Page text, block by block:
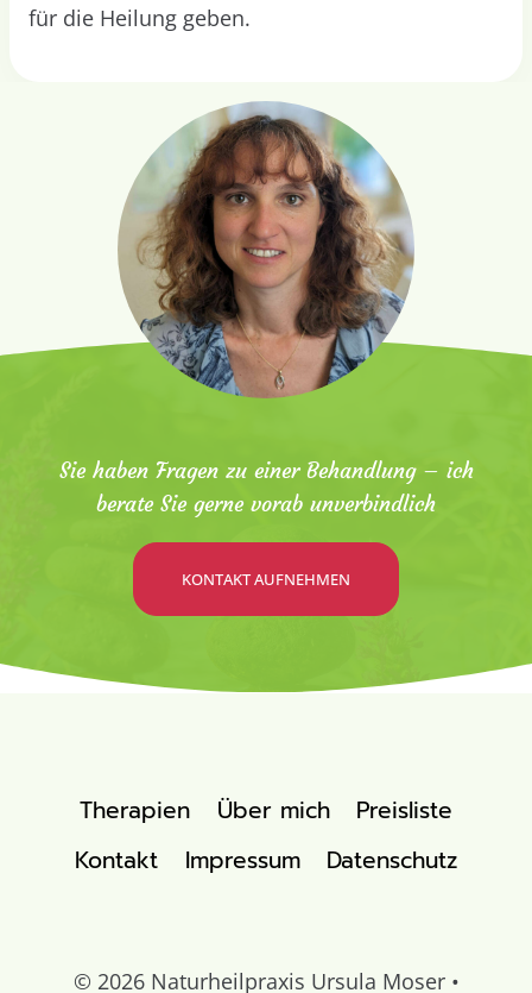
für die Heilung geben.
Sie haben Fragen zu einer Behandlung – ich
berate Sie gerne vorab unverbindlich
KONTAKT AUFNEHMEN
Therapien Über mich
Preisliste
Kontakt
Impressum Datenschutz
© 2026 Naturheilpraxis Ursula Moser •